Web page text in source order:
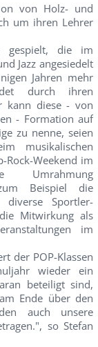
von Holz- und
um ihren Lehrer
gespielt, die im
Jazz angesiedelt
Jahren mehr
durch ihren
kann diese - von
- Formation auf
zu nenne, seien
musikalischen
Rock-Weekend im
Umrahmung
Beispiel die
diverse Sportler-
Mitwirkung als
im
der POP-Klassen
wieder ein
beteiligt sind,
Ende über den
auch unsere
so Stefan